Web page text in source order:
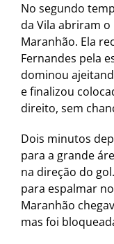
No segundo
da Vila abriram o
Maranhão. Ela
Fernandes pela
dominou
e finalizou
direito, sem
Dois minutos
para a grande
na direção do
para espalmar
Maranhão
mas foi